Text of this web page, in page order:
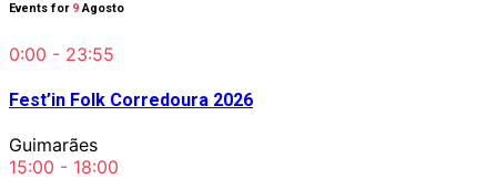
Events for 9Agosto
0:00 - 23:55
Fest’in Folk Corredoura 2026
Guimarães
15:00 - 18:00